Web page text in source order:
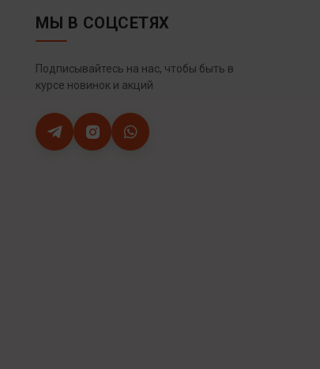
МЫ В СОЦСЕТЯХ
Подписывайтесь на нас, чтобы быть в
курсе новинок и акций